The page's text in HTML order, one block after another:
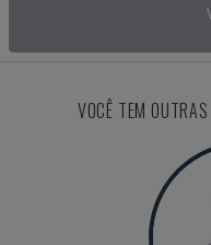
VOCÊ TEM